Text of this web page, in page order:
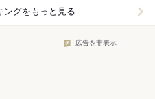
ングをもっと見る
広告を非表示